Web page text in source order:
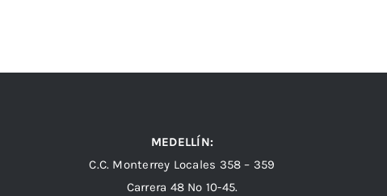
MEDELLÍN:
C.C. Monterrey Locales 358 – 359
Carrera 48 Nº 10-45.